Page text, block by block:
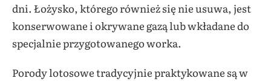
dni. Łożysko, którego również się nie usuwa, jest
konserwowane i okrywane gazą lub wkładane do
specjalnie przygotowanego worka.
Porody lotosowe tradycyjnie praktykowane są w